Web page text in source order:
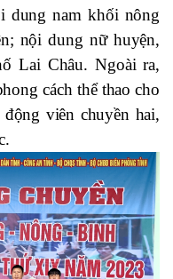
dung nam khối nông
nội dung nữ huyện,
Lai Châu. Ngoài ra,
cách thể thao cho
viên chuyền hai,